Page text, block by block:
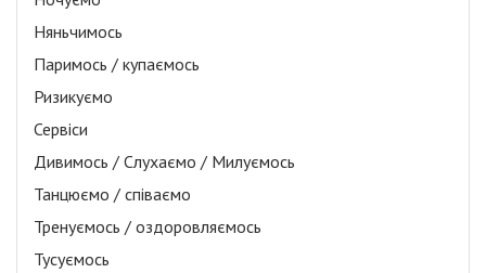
Няньчимось
Паримось / купаємось
Ризикуємо
Сервіси
Дивимось / Слухаємо / Милуємось
Танцюємо / співаємо
Тренуємось / оздоровляємось
Тусуємось